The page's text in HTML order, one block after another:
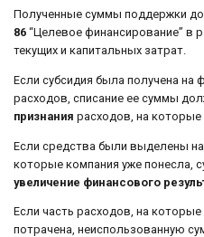
Полученные суммы поддержки
86 “Целевое финансирование” в
текущих и капитальных затрат.
Если субсидия была получена на
расходов, списание ее суммы
признания расходов, на которые
Если средства были выделены
которые компания уже понесла,
увеличение финансового
Если часть расходов, на которые
потрачена, неиспользованную